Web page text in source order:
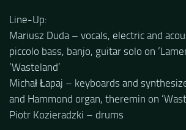
Line-Up:
Mariusz Duda – vocals, electric and
piccolo bass, banjo, guitar solo on
‘Wasteland’
Michał Łapaj – keyboards and
and Hammond organ, theremin on
Piotr Kozieradzki – drums